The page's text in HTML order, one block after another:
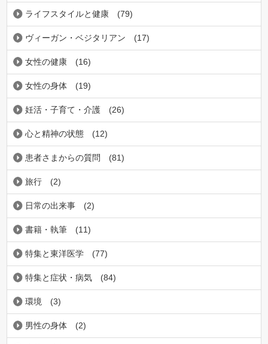
ライフスタイルと健康 (79)
ヴィーガン・ベジタリアン (17)
女性の健康 (16)
女性の身体 (19)
妊活・子育て・介護 (26)
心と精神の状態 (12)
患者さまからの質問 (81)
旅行 (2)
日常の出来事 (2)
書籍・執筆 (11)
特集と東洋医学 (77)
特集と症状・病気 (84)
環境 (3)
男性の身体 (2)